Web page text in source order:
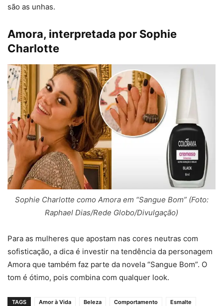
são as unhas.
Amora, interpretada por Sophie
Charlotte
Sophie Charlotte como Amora em “Sangue Bom” (Foto:
Raphael Dias/Rede Globo/Divulgação)
Para as mulheres que apostam nas cores neutras com
sofisticação, a dica é investir na tendência da personagem
Amora que também faz parte da novela “Sangue Bom”. O
tom é ótimo, pois combina com qualquer look.
TAGS Amor à Vida Beleza Comportamento
Esmalte